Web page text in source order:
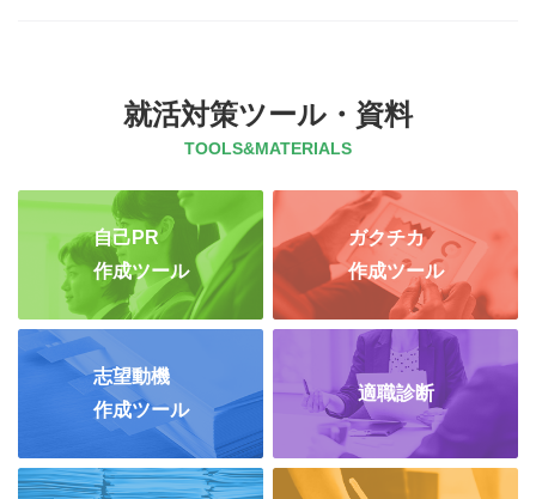
就活対策ツール・資料
TOOLS&MATERIALS
自己PR
作成ツール
ガクチカ
作成ツール
志望動機
作成ツール
適職診断